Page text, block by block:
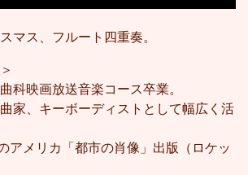
マス、フルート四重奏。
＞
科映画放送音楽コース卒業。
家、キーボーディストとして幅広く活
アメリカ「都市の肖像」出版（ロケッ